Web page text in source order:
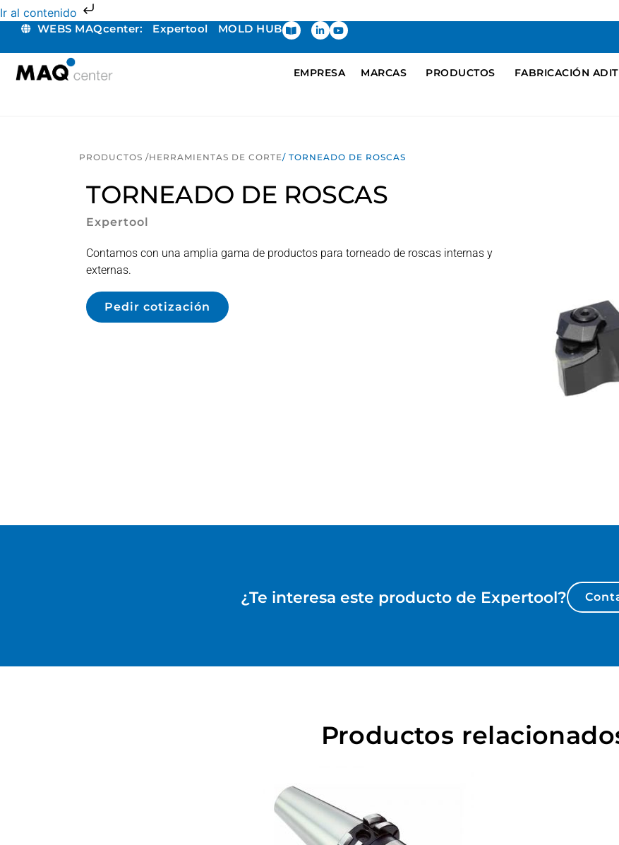
Ir al contenido
WEBS MAQcenter: Expertool MOLD HUB
EMPRESA MARCAS PRODUCTOS FABRICACIÓN
PRODUCTOS /HERRAMIENTAS DE CORTE/ TORNEADO DE ROSCAS
TORNEADO DE ROSCAS
Expertool
Contamos con una amplia gama de productos para torneado de roscas internas y
externas.
Pedir cotización
¿Te interesa este producto de Expertool?
Productos